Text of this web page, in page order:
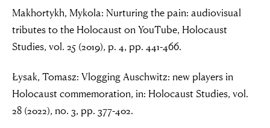
Makhortykh, Mykola: Nurturing the pain: audiovisual
tributes to the Holocaust on YouTube, Holocaust
Studies, vol. 25 (2019), p. 4, pp. 441-466.
Łysak, Tomasz: Vlogging Auschwitz: new players in
Holocaust commemoration, in: Holocaust Studies, vol.
28 (2022), no. 3, pp. 377-402.